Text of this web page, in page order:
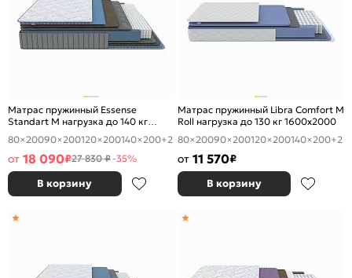
Матрас пружинный Essense
Standart M нагрузка до 140 кг
1600x2000
80×20090×200120×200140×200+2
от 18 090₽27 830 ₽-35%
В корзину
Матрас пружинный Libra Comfort M
Roll нагрузка до 130 кг 1600x2000
80×20090×200120×200140×200+2
от 11 570₽
В корзину